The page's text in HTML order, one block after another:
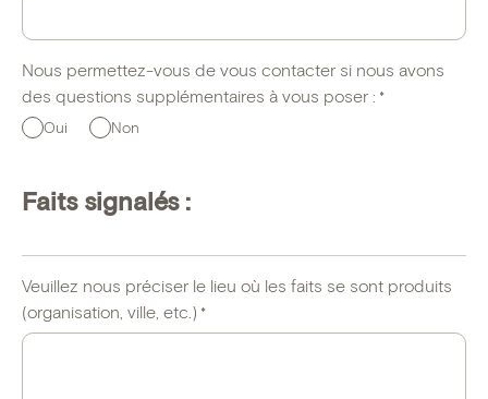
Nous permettez-vous de vous contacter si nous avons
des questions supplémentaires à vous poser : *
Oui Non
Faits signalés :
Veuillez nous préciser le lieu où les faits se sont produits
(organisation, ville, etc.) *